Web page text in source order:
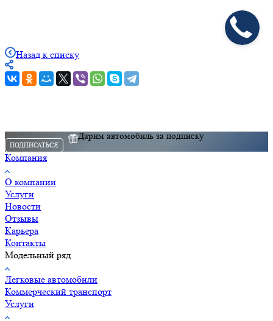
Назад к списку
Дарим автомобиль за подписку
ПОДПИСАТЬСЯ
Компания
О компании
Услуги
Новости
Отзывы
Карьера
Контакты
Модельный ряд
Легковые автомобили
Коммерческий транспорт
Услуги